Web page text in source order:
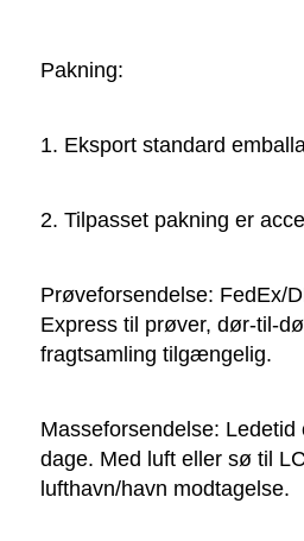
Pakning:
1. Eksport standard
2. Tilpasset pakning er
Prøveforsendelse: FedEx/
Express til prøver, dør-til-
fragtsamling tilgængelig.
Masseforsendelse: Ledetid
dage. Med luft eller sø til
lufthavn/havn modtagelse.